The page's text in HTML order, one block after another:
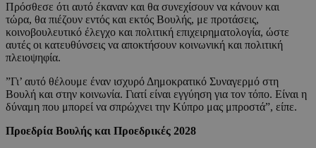
Πρόσθεσε ότι αυτό έκαναν και θα συνεχίσουν να κάνουν και
τώρα, θα πιέζουν εντός και εκτός Βουλής, με προτάσεις,
κοινοβουλευτικό έλεγχο και πολιτική επιχειρηματολογία, ώστε
αυτές οι κατευθύνσεις να αποκτήσουν κοινωνική και πολιτική
πλειοψηφία.
”Γι’ αυτό θέλουμε έναν ισχυρό Δημοκρατικό Συναγερμό στη
Βουλή και στην κοινωνία. Γιατί είναι εγγύηση για τον τόπο. Είναι η
δύναμη που μπορεί να σπρώχνει την Κύπρο μας μπροστά”, είπε.
Προεδρία Βουλής και Προεδρικές 2028